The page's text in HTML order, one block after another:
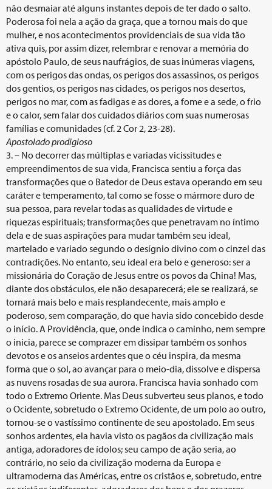
não desmaiar até alguns instantes depois de ter dado o salto.
Poderosa foi nela a ação da graça, que a tornou mais do que
mulher, e nos acontecimentos providenciais de sua vida tão
ativa quis, por assim dizer, relembrar e renovar a memória do
apóstolo Paulo, de seus naufrágios, de suas inúmeras viagens,
com os perigos das ondas, os perigos dos assassinos, os perigos
dos gentios, os perigos nas cidades, os perigos nos desertos,
perigos no mar, com as fadigas e as dores, a fome e a sede, o frio
e o calor, sem falar dos cuidados diários com suas numerosas
famílias e comunidades (cf. 2 Cor 2, 23-28).
Apostolado prodigioso
3. – No decorrer das múltiplas e variadas vicissitudes e
empreendimentos de sua vida, Francisca sentiu a força das
transformações que o Batedor de Deus estava operando em seu
caráter e temperamento, tal como se fosse o mármore duro de
sua pessoa, para revelar todas as qualidades de virtude e
riquezas espirituais; transformações que penetravam no íntimo
dela e de suas aspirações para mudar também seu ideal,
martelado e variado segundo o desígnio divino com o cinzel das
contradições. No entanto, seu ideal era belo e generoso: ser a
missionária do Coração de Jesus entre os povos da China! Mas,
diante dos obstáculos, ele não desaparecerá; ele se realizará, se
tornará mais belo e mais resplandecente, mais amplo e
poderoso, sem comparação, do que havia sido concebido desde
o início. A Providência, que, onde indica o caminho, nem sempre
o inicia, parece se comprazer em dissipar também os sonhos
devotos e os anseios ardentes que o céu inspira, da mesma
forma que o sol, ao avançar para o meio-dia, dissolve e dispersa
as nuvens rosadas de sua aurora. Francisca havia sonhado com
todo o Extremo Oriente. Mas Deus subverteu seus planos, e todo
o Ocidente, sobretudo o Extremo Ocidente, de um polo ao outro,
tornou-se o vastíssimo continente de seu apostolado. Em seus
sonhos ardentes, ela havia visto os pagãos da civilização mais
antiga, adoradores de ídolos; seu campo de ação seria, ao
contrário, no seio da civilização moderna da Europa e
ultramoderna das Américas, entre os cristãos e, sobretudo, entre